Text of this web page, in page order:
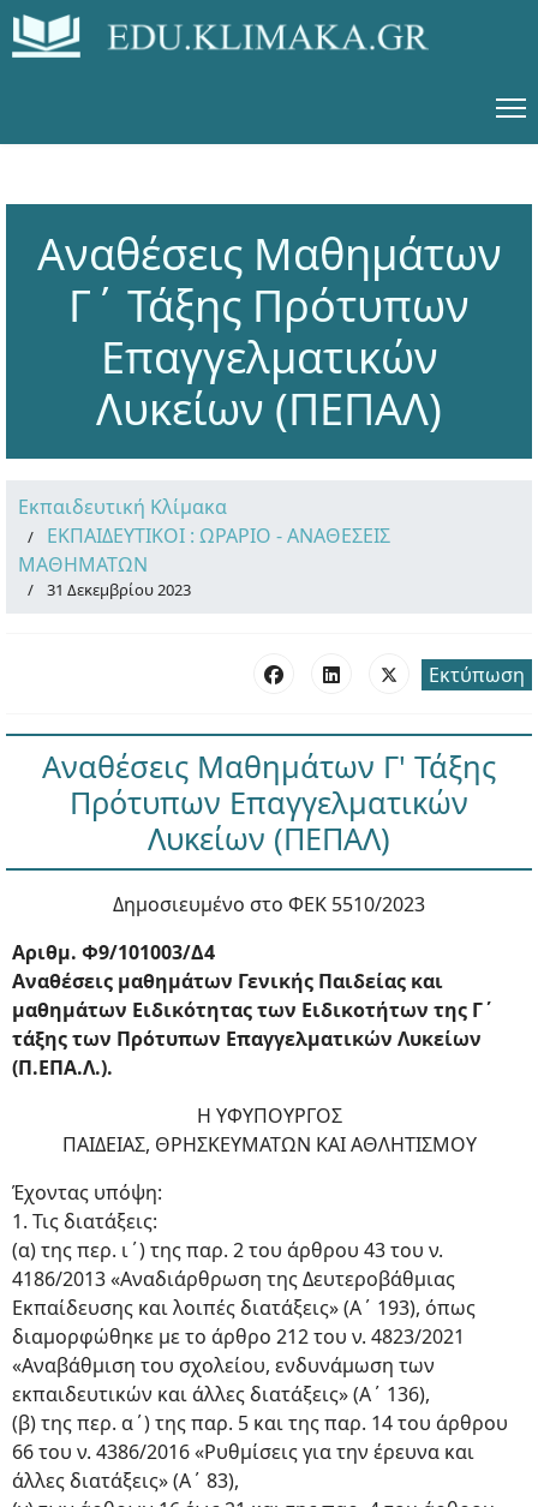
Αναθέσεις Μαθημάτων
Γ΄ Τάξης Πρότυπων
Επαγγελματικών
Λυκείων (ΠΕΠΑΛ)
Εκπαιδευτική Κλίμακα
ΕΚΠΑΙΔΕΥΤΙΚΟΙ : ΩΡΑΡΙΟ - ΑΝΑΘΕΣΕΙΣ
ΜΑΘΗΜΑΤΩΝ
31 Δεκεμβρίου 2023
Εκτύπωση
Αναθέσεις Μαθημάτων Γ' Τάξης
Πρότυπων Επαγγελματικών
Λυκείων (ΠΕΠΑΛ)
Δημοσιευμένο στο ΦΕΚ 5510/2023
Αριθμ. Φ9/101003/Δ4
Αναθέσεις μαθημάτων Γενικής Παιδείας και
μαθημάτων Ειδικότητας των Ειδικοτήτων της Γ΄
τάξης των Πρότυπων Επαγγελματικών Λυκείων
(Π.ΕΠΑ.Λ.).
Η ΥΦΥΠΟΥΡΓΟΣ
ΠΑΙΔΕΙΑΣ, ΘΡΗΣΚΕΥΜΑΤΩΝ ΚΑΙ ΑΘΛΗΤΙΣΜΟΥ
Έχοντας υπόψη:
1. Τις διατάξεις:
(α) της περ. ι΄) της παρ. 2 του άρθρου 43 του ν.
4186/2013 «Αναδιάρθρωση της Δευτεροβάθμιας
Εκπαίδευσης και λοιπές διατάξεις» (Α΄ 193), όπως
διαμορφώθηκε με το άρθρο 212 του ν. 4823/2021
«Αναβάθμιση του σχολείου, ενδυνάμωση των
εκπαιδευτικών και άλλες διατάξεις» (Α΄ 136),
(β) της περ. α΄) της παρ. 5 και της παρ. 14 του άρθρου
66 του ν. 4386/2016 «Ρυθμίσεις για την έρευνα και
άλλες διατάξεις» (Α΄ 83),